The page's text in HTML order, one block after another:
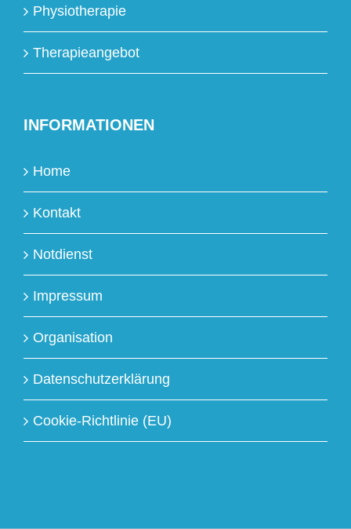
Physiotherapie
Therapieangebot
INFORMATIONEN
Home
Kontakt
Notdienst
Impressum
Organisation
Datenschutzerklärung
Cookie-Richtlinie (EU)